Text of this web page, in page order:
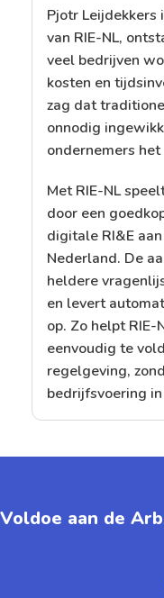
Pjotr Leijdekkers
van RIE-NL,
veel bedrijven
kosten en
zag dat
onnodig
ondernemers
Met RIE-NL
door een
digitale RI&E
Nederland. De
heldere
en levert
op. Zo helpt RIE-
eenvoudig te
regelgeving,
bedrijfsvoering
Voldoe aan de